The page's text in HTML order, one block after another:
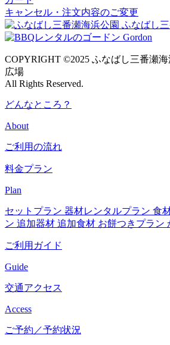
キャンセル・注文内容のご変更
COPYRIGHT ©2025 ふなばし三番瀬
広場
All Rights Reserved.
どんなところ？
About
ご利用の流れ
料金プラン
Plan
セットプラン 器材レンタルプラン 食
ン 追加器材 追加食材 お餅つきプラン
ご利用ガイド
Guide
交通アクセス
Access
ご予約／予約状況